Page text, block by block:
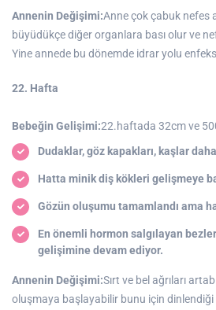
Annenin Değişimi:Anne çok çabuk nefes
büyüdükçe diğer organlara bası olur ve
Yine annede bu dönemde idrar yolu
22. Hafta
Bebeğin Gelişimi:22.haftada 32cm ve
Dudaklar, göz kapakları, kaşlar
Hatta minik diş kökleri gelişmeye
Gözün oluşumu tamamlandı ama
En önemli hormon salgılayan
gelişimine devam ediyor.
Annenin Değişimi:Sırt ve bel ağrıları
oluşmaya başlayabilir bunu için